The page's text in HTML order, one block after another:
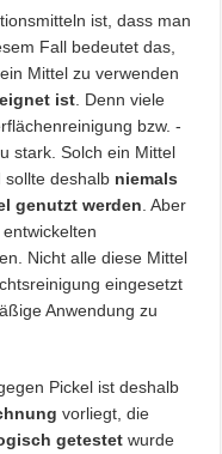
ist, dass man
Fall bedeutet das,
Mittel zu verwenden
ist . Denn viele
bzw. -
stark. Solch ein Mittel
sollte deshalb niemals
genutzt werden . Aber
Nicht alle diese Mittel
eingesetzt
Anwendung zu
Pickel ist deshalb
vorliegt, die
getestet wurde